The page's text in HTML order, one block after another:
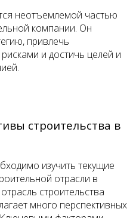
неотъемлемой частью
компании. Он
привлечь
и достичь целей и
строительства в
изучить текущие
отрасли в
строительства
много перспективных